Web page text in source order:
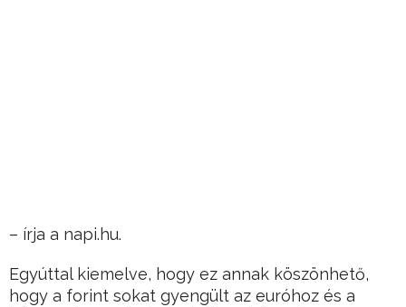
– írja a napi.hu.
Egyúttal kiemelve, hogy ez annak köszönhető,
hogy a forint sokat gyengült az euróhoz és a